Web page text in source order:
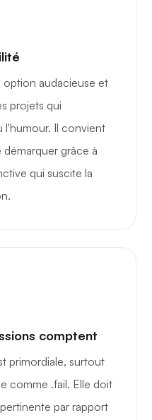
audacieuse et
projets qui
l'humour. Il convient
grâce à
qui suscite la
comptent
primordiale, surtout
comme .fail. Elle doit
par rapport